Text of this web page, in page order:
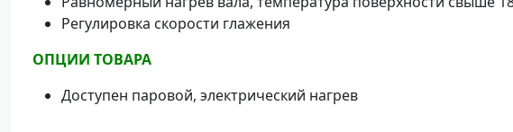
Регулировка скорости глажения
ОПЦИИ ТОВАРА
Доступен паровой, электрический нагрев